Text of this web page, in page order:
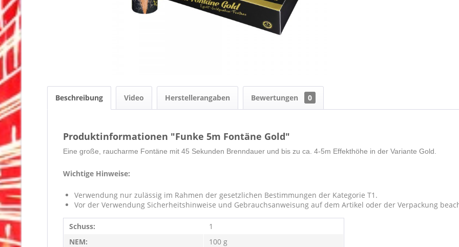
Beschreibung Video Herstellerangaben Bewertungen 0
Produktinformationen "Funke 5m Fontäne Gold"
Eine große, raucharme Fontäne mit 45 Sekunden Brenndauer und bis zu ca. 4-5m Effekthöhe in der Variante Gold.
Wichtige Hinweise:
Verwendung nur zulässig im Rahmen der gesetzlichen Bestimmungen der Kategorie T1.
Vor der Verwendung Sicherheitshinweise und Gebrauchsanweisung auf dem Artikel oder der Verpackung
Schuss:
1
NEM:
100 g